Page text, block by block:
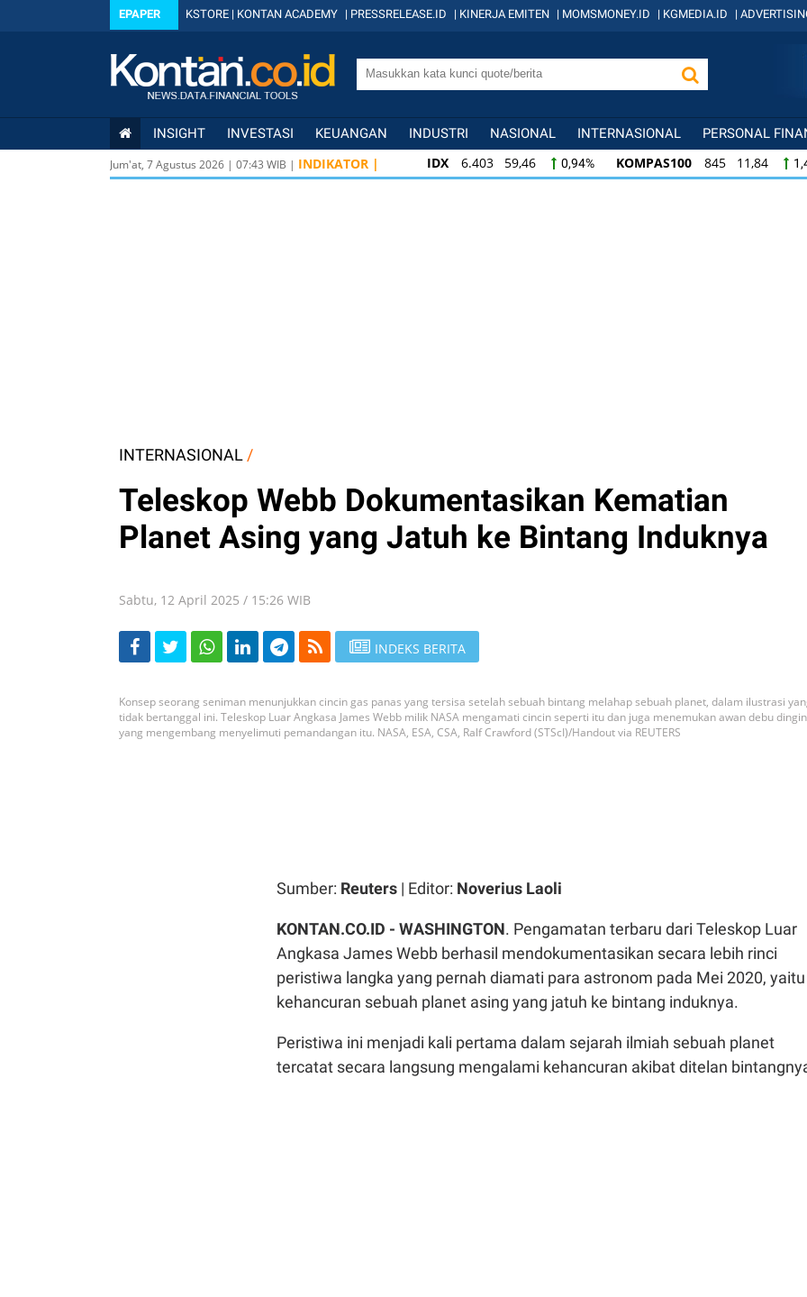
EPAPER KSTORE | KONTAN ACADEMY | PRESSRELEASE.ID | KINERJA EMITEN | MOMSMONEY.ID | KGMEDIA.ID |
INSIGHT INVESTASI KEUANGAN INDUSTRI NASIONAL INTERNASIONAL PERSONAL
Jum'at, 7 Agustus 2026 | 07:43 WIB | INDIKATOR | IDX 6.403 59,46 0,94% KOMPAS100 845 11,84
KOMPAS100 845 11,84 1,42% LQ45 640 9,46
INTERNASIONAL /
Teleskop Webb Dokumentasikan Kematian
Planet Asing yang Jatuh ke Bintang Induknya
Sabtu, 12 April 2025 / 15:26 WIB
INDEKS BERITA
Konsep seorang seniman menunjukkan cincin gas panas yang tersisa setelah sebuah bintang melahap sebuah planet, dalam ilustrasi
tidak bertanggal ini. Teleskop Luar Angkasa James Webb milik NASA mengamati cincin seperti itu dan juga menemukan awan debu dingin
yang mengembang menyelimuti pemandangan itu. NASA, ESA, CSA, Ralf Crawford (STScI)/Handout via REUTERS
Sumber: Reuters | Editor: Noverius Laoli
KONTAN.CO.ID - WASHINGTON. Pengamatan terbaru dari Teleskop Luar
Angkasa James Webb berhasil mendokumentasikan secara lebih rinci
peristiwa langka yang pernah diamati para astronom pada Mei 2020, yaitu
kehancuran sebuah planet asing yang jatuh ke bintang induknya.
Peristiwa ini menjadi kali pertama dalam sejarah ilmiah sebuah planet
tercatat secara langsung mengalami kehancuran akibat ditelan